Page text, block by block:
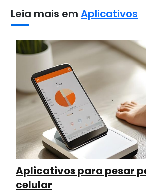
Leia mais em Aplicativos
Aplicativos para pesar
celular